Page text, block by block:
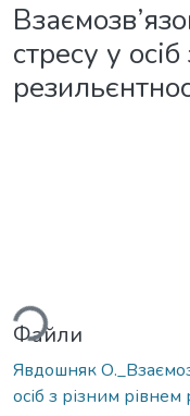
стресу у
Файли
Явдошняк
осіб з різним рівнем